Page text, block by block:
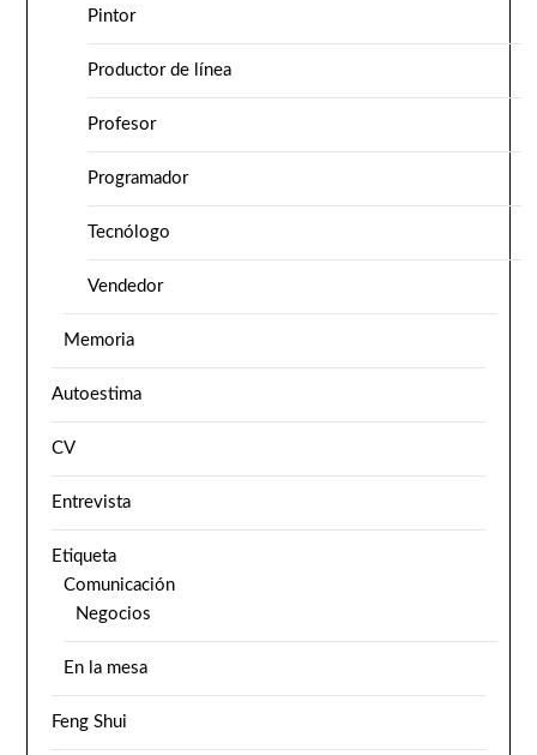
Pintor
Productor de línea
Profesor
Programador
Tecnólogo
Vendedor
Memoria
Autoestima
CV
Entrevista
Etiqueta
Comunicación
Negocios
En la mesa
Feng Shui